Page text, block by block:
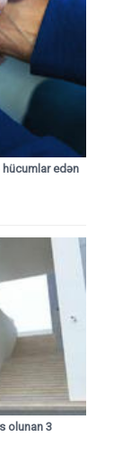
edən
olunan 3